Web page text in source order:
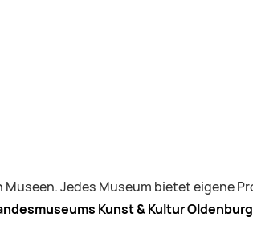
Museen. Jedes Museum bietet eigene
Kunst & Kultur Oldenburg